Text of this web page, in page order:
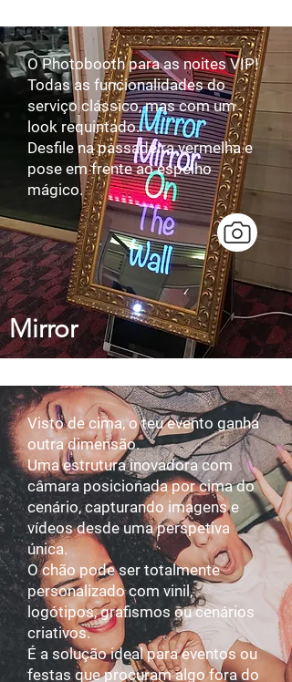
O Photobooth para as noites VIP!​​
Todas as funcionalidades do
serviço clássico, mas com um
look requintado.​
Desfile na passadeira vermelha e
pose em frente ao espelho
mágico.
Mirror
Visto de cima, o teu evento ganha
outra dimensão.
Uma estrutura inovadora com
câmara posicionada por cima do
cenário, capturando imagens e
vídeos desde uma perspetiva
única.
O chão pode ser totalmente
personalizado com vinil,
logótipos, grafismos ou cenários
criativos.
É a solução ideal para eventos ou
festas que procuram algo fora do